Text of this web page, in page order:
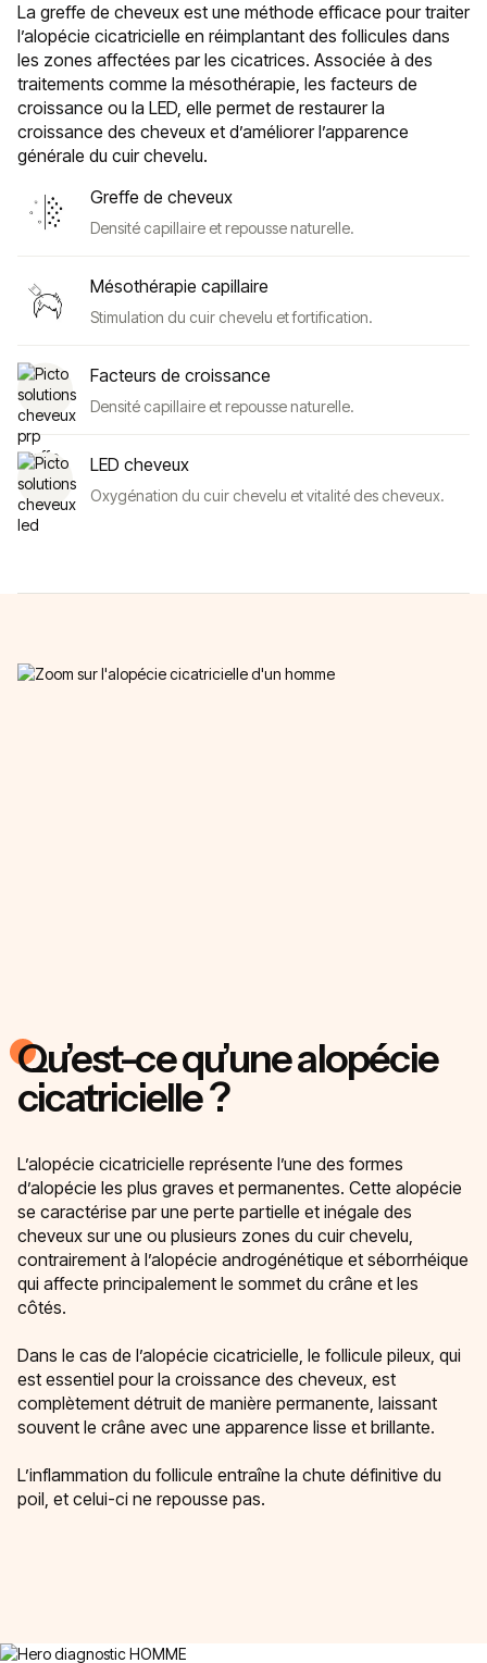
La greffe de cheveux est une méthode efficace pour traiter
l’alopécie cicatricielle en réimplantant des follicules dans
les zones affectées par les cicatrices. Associée à des
traitements comme la mésothérapie, les facteurs de
croissance ou la LED, elle permet de restaurer la
croissance des cheveux et d’améliorer l’apparence
générale du cuir chevelu.
Greffe de cheveux
Densité capillaire et repousse naturelle.
Mésothérapie capillaire
Stimulation du cuir chevelu et fortification.
Facteurs de croissance
Densité capillaire et repousse naturelle.
LED cheveux
Oxygénation du cuir chevelu et vitalité des cheveux.
Qu’est-ce qu’une alopécie
cicatricielle ?
L’alopécie cicatricielle représente l’une des formes
d’alopécie les plus graves et permanentes. Cette alopécie
se caractérise par une perte partielle et inégale des
cheveux sur une ou plusieurs zones du cuir chevelu,
contrairement à l’alopécie androgénétique et séborrhéique
qui affecte principalement le sommet du crâne et les
côtés.
Dans le cas de l’alopécie cicatricielle, le follicule pileux, qui
est essentiel pour la croissance des cheveux, est
complètement détruit de manière permanente, laissant
souvent le crâne avec une apparence lisse et brillante.
L’inflammation du follicule entraîne la chute définitive du
poil, et celui-ci ne repousse pas.